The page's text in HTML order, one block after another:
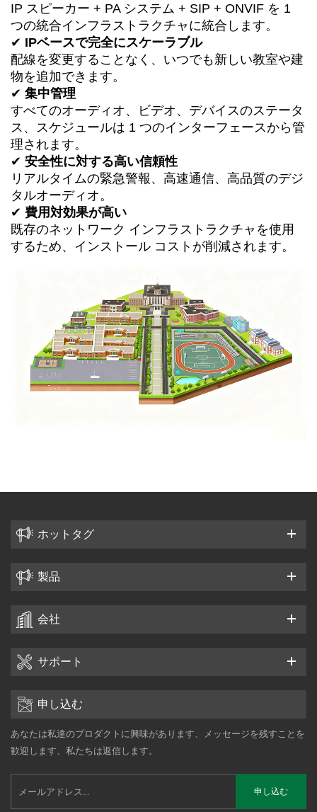
IP スピーカー + PA システム + SIP + ONVIF を 1
つの統合インフラストラクチャに統合します。
✔ IPベースで完全にスケーラブル
配線を変更することなく、いつでも新しい教室や建
物を追加できます。
✔ 集中管理
すべてのオーディオ、ビデオ、デバイスのステータ
ス、スケジュールは 1 つのインターフェースから管
理されます。
✔ 安全性に対する高い信頼性
リアルタイムの緊急警報、高速通信、高品質のデジ
タルオーディオ。
✔ 費用対効果が高い
既存のネットワーク インフラストラクチャを使用
するため、インストール コストが削減されます。
ホットタグ
製品
会社
サポート
申し込む
あなたは私達のプロダクトに興味があります、メッセージを残すことを
歓迎します、私たちは返信します。